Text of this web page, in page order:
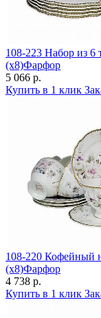
108-223 Набор из
(х8)Фарфор
5 066 р.
Купить в 1 клик
108-220
(х8)Фарфор
4 738 р.
Купить в 1 клик